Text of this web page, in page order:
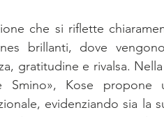
che si riflette
brillanti, dove
gratitudine e rivalsa.
Smino», Kose propone
evidenziando sia la